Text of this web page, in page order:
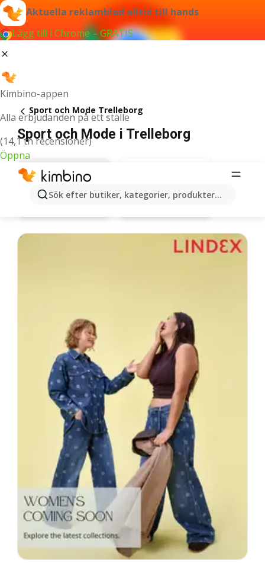
Aktuella reklamblad alltid till hands
Lägg till i Chrome – GRATIS
Kimbino-appen
Alla erbjudanden på ett ställe
(14,1 tn recensioner)
Öppna
Sök efter butiker, kategorier, produkter...
Sport och Mode Trelleborg
Sport och Mode i Trelleborg